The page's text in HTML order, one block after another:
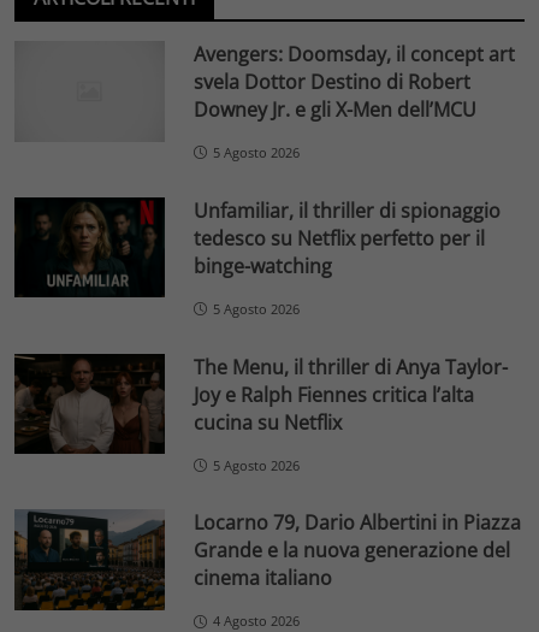
Avengers: Doomsday, il concept art
svela Dottor Destino di Robert
Downey Jr. e gli X-Men dell’MCU
5 Agosto 2026
Unfamiliar, il thriller di spionaggio
tedesco su Netflix perfetto per il
binge-watching
5 Agosto 2026
The Menu, il thriller di Anya Taylor-
Joy e Ralph Fiennes critica l’alta
cucina su Netflix
5 Agosto 2026
Locarno 79, Dario Albertini in Piazza
Grande e la nuova generazione del
cinema italiano
4 Agosto 2026